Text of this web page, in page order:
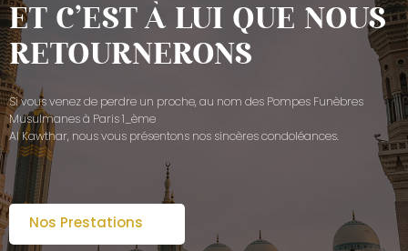
ET C’EST À LUI QUE NOUS
RETOURNERONS
Si vous venez de perdre un proche, au nom des Pompes Funèbres
Musulmanes à Paris 1_ème
Al Kawthar, nous vous présentons nos sincères condoléances.
Nos Prestations